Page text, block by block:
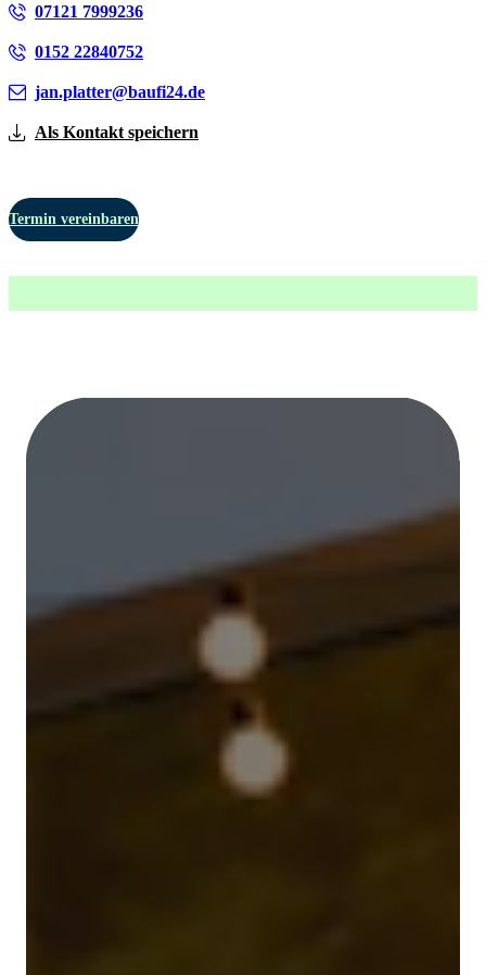
07121 7999236
0152 22840752
jan.platter@baufi24.de
Als Kontakt speichern
Termin vereinbaren